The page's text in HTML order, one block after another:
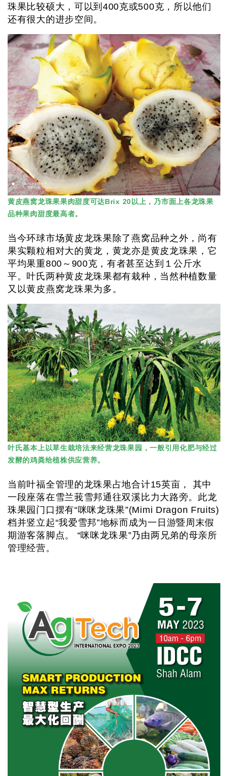
珠果比较硕大，可以到400克或500克，所以他们
还有很大的进步空间。
黄皮燕窝龙珠果果肉甜度可达Brix 20以上，乃市面上各龙珠果
品种果肉甜度最高者。
当今环球市场黄皮龙珠果除了燕窝品种之外，尚有
果实颗粒相对大的黄龙，黄龙亦是黄皮龙珠果，它
平均果重800～900克，有者甚至达到１公斤水
平。叶氏两种黄皮龙珠果都有栽种，当然种植数量
又以黄皮燕窝龙珠果为多。
叶氏基本上以草生栽培法来经营龙珠果园，一般引用化肥与经过
发酵的鸡粪给植株供应营养。
当前叶福全管理的龙珠果占地合计15英亩， 其中
一段座落在雪兰莪雪邦通往双溪比力大路旁。此龙
珠果园门口摆有“咪咪龙珠果”(Mimi Dragon Fruits)
档并竖立起“我爱雪邦”地标而成为一日游暨周末假
期游客落脚点。 “咪咪龙珠果”乃由两兄弟的母亲所
管理经营。